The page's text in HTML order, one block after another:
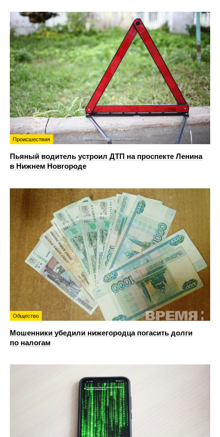
Происшествия
Пьяный водитель устроил ДТП на проспекте Ленина
в Нижнем Новгороде
Общество
Мошенники убедили нижегородца погасить долги
по налогам